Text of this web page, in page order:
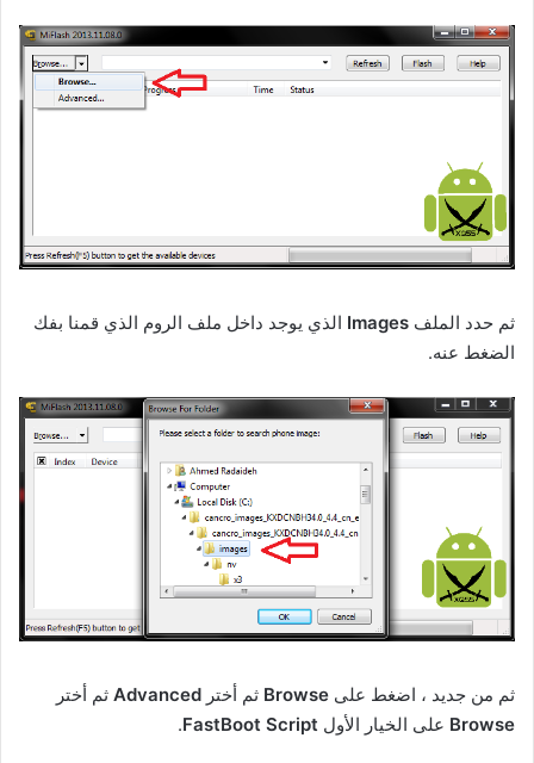
ثم حدد الملف Images الذي يوجد داخل ملف الروم الذي قمنا بفك
الضغط عنه.
ثم من جديد ، اضغط على Browse ثم أختر Advanced ثم أختر
Browse على الخيار الأول FastBoot Script
.